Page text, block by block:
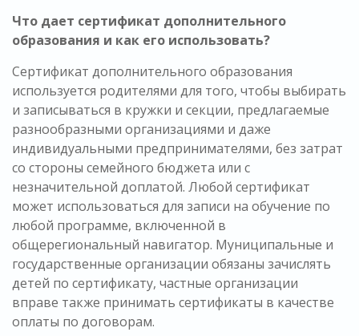
Что дает сертификат дополнительного
образования и как его использовать?
Сертификат дополнительного образования
используется родителями для того, чтобы выбирать
и записываться в кружки и секции, предлагаемые
разнообразными организациями и даже
индивидуальными предпринимателями, без затрат
со стороны семейного бюджета или с
незначительной доплатой. Любой сертификат
может использоваться для записи на обучение по
любой программе, включенной в
общерегиональный навигатор. Муниципальные и
государственные организации обязаны зачислять
детей по сертификату, частные организации
вправе также принимать сертификаты в качестве
оплаты по договорам.